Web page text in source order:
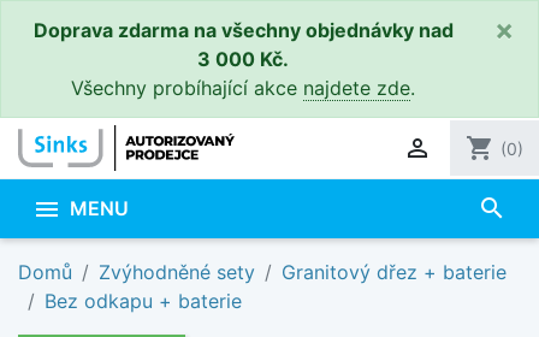
Doprava zdarma na všechny objednávky nad
3 000 Kč.
Všechny probíhající akce najdete zde.
×
 shopping_cart (0)
 MENU search
Domů Zvýhodněné sety
Granitový dřez + baterie
Bez odkapu + baterie